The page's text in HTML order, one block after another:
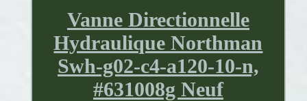
Vanne Directionnelle
Hydraulique Northman
Swh-g02-c4-a120-10-n,
#631008g Neuf